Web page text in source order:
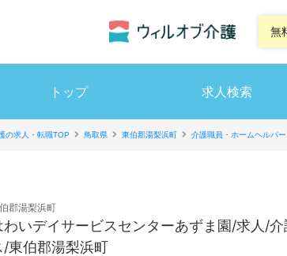
無
トップ 求人検索
の求人・転職TOP 鳥取県 東伯郡湯梨浜町 介護職員・ホームヘルパー
わいデイサービスセンターあずま園/求人/
/東伯郡湯梨浜町
郡湯梨浜町